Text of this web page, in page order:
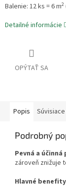
Balenie: 12 ks = 6 m2
Detailné informácie
OPÝTAŤ SA
Popis
Podrobný
Pevná a
zároveň znižuje
Hlavné